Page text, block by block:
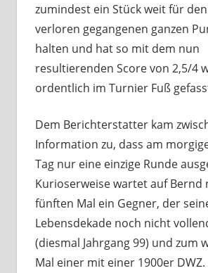
zumindest ein Stück weit für
verloren gegangenen ganzen
halten und hat so mit dem nun
resultierenden Score von 2,5/4
ordentlich im Turnier Fuß
Dem Berichterstatter kam
Information zu, dass am
Tag nur eine einzige Runde
Kurioserweise wartet auf Bernd
fünften Mal ein Gegner, der
Lebensdekade noch nicht
(diesmal Jahrgang 99) und zum
Mal einer mit einer 1900er